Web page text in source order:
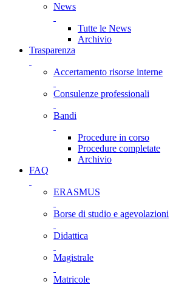
News
Tutte le News
Archivio
Trasparenza
Accertamento risorse interne
Consulenze professionali
Bandi
Procedure in corso
Procedure completate
Archivio
FAQ
ERASMUS
Borse di studio e agevolazioni
Didattica
Magistrale
Matricole